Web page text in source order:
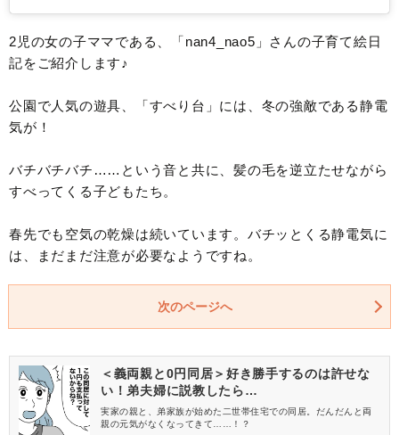
2児の女の子ママである、「nan4_nao5」さんの子育て絵日
記をご紹介します♪
公園で人気の遊具、「すべり台」には、冬の強敵である静電
気が！
バチバチバチ……という音と共に、髪の毛を逆立たせながら
すべってくる子どもたち。
春先でも空気の乾燥は続いています。バチッとくる静電気に
は、まだまだ注意が必要なようですね。
次のページへ
＜義両親と0円同居＞好き勝手するのは許せな
い！弟夫婦に説教したら…
実家の親と、弟家族が始めた二世帯住宅での同居。だんだんと両
親の元気がなくなってきて……！？